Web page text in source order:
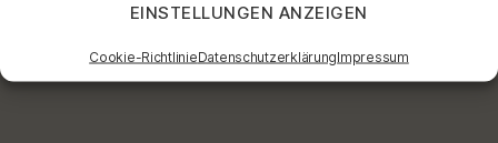
EINSTELLUNGEN ANZEIGEN
Cookie-RichtlinieDatenschutzerklärungImpressum